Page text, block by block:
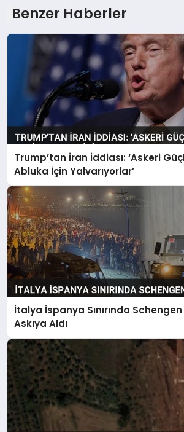
Benzer Haberler
Trump’tan İran İddiası: ‘Askeri
Abluka İçin Yalvarıyorlar’
İtalya İspanya Sınırında Schengen
Askıya Aldı